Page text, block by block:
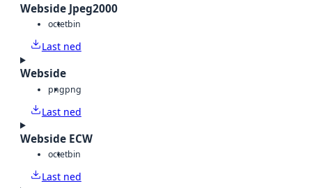
Webside Jpeg2000
octetbin
Last ned
Webside
pngpng
Last ned
Webside ECW
octetbin
Last ned